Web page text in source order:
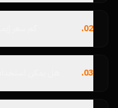
02
.
03
.